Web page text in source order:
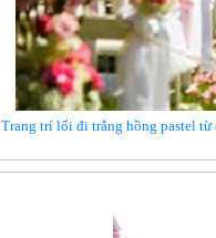
Trang trí lối đi trắng hồng pastel từ